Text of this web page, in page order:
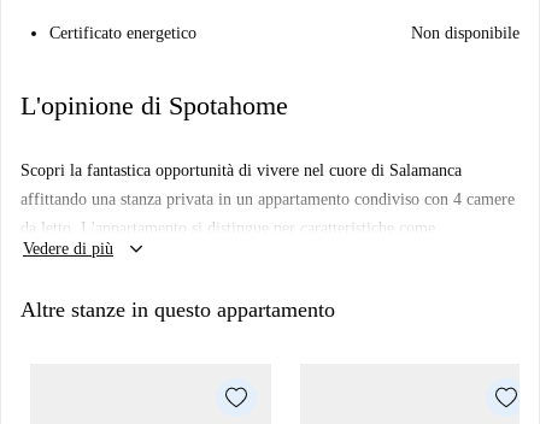
Certificato energetico Non disponibile
L'opinione di Spotahome
Scopri la fantastica opportunità di vivere nel cuore di Salamanca
affittando una stanza privata in un appartamento condiviso con 4 camere
da letto. L'appartamento si distingue per caratteristiche come
l'arredamento completo, una cucina attrezzata e un ascensore per un
(elettricità, acqua, gas e Wi-Fi) sono incluse nell'affitto, rendendo il tuo
sono stati accuratamente selezionati per garantire un'esperienza sicura e
Vedere di più keyboard_arrow_down
Altre stanze in questo appartamento